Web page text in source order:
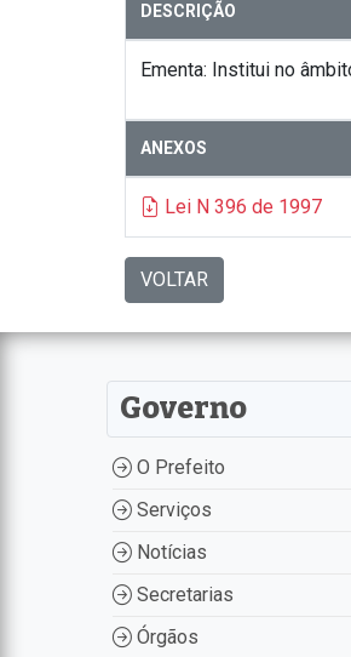
DESCRIÇÃO
Ementa: Institui no
ANEXOS
Lei N 396 de 1997
VOLTAR
Governo
O Prefeito
Serviços
Notícias
Secretarias
Órgãos